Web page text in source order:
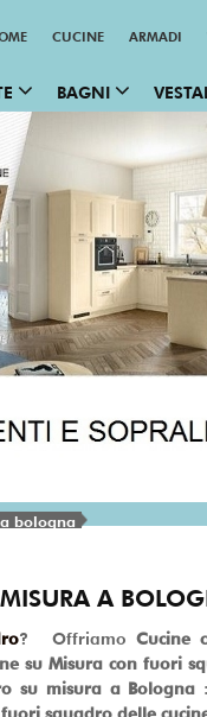
CUCINE ARMADI
BAGNI
bologna
A
? Offriamo Cucine
su Misura con fuori
su misura a Bologna :
fuori squadro delle